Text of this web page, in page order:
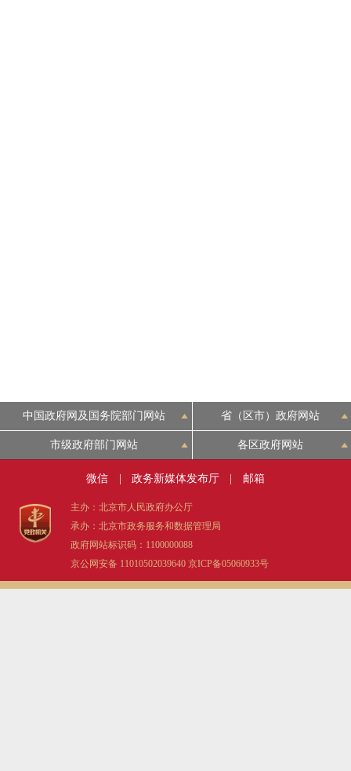
中国政府网及国务院部门网站 省（区市）政府网站
市级政府部门网站 各区政府网站
微信 政务新媒体发布厅 邮箱
主办：北京市人民政府办公厅
承办：北京市政务服务和数据管理局
政府网站标识码：1100000088
京公网安备 11010502039640 京ICP备05060933号